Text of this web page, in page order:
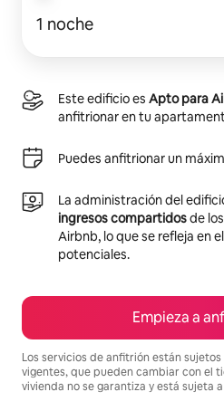
1 noche
Este edificio es Apto para
anfitrionar en tu
Puedes anfitrionar un
La administración del
ingresos compartidosde
Airbnb, lo que se refleja en
potenciales.
Empieza a
Los servicios de anfitrión están
vigentes, que pueden cambiar con el
vivienda no se garantiza y está sujeta